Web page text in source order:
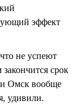
эффект
не успеют
срок
и Омск вообще
удивили.